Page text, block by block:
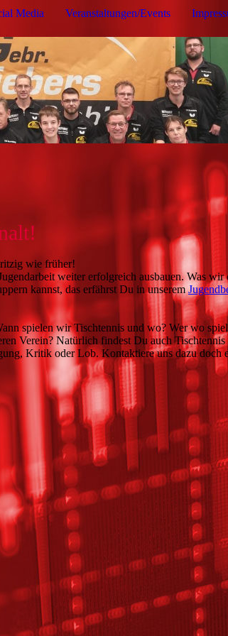
Media Veranstaltungen/Events
wie früher!
weiter erfolgreich ausbauen. Was
kannst, das erfährst Du in unserem
spielen wir Tischtennis und wo? Wer wo
Verein? Natürlich findest Du auch Tischtennis
Kritik oder Lob. Kontaktiere uns dazu doch